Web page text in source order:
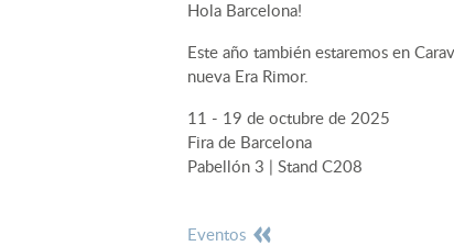
Hola Barcelona!
Este año también estaremos en
nueva Era Rimor.
11 - 19 de octubre de 2025
Fira de Barcelona
Pabellón 3 | Stand C208
eventos